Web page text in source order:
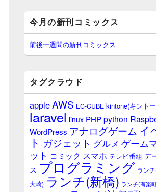
イ
ン
サ
イ
ー
ジ
ッ
ト
今月の新刊コミックス
前後一週間の新刊コミックス
タグクラウド
appleAWS EC-CUBE kintone(キント
laravel linux PHPpython
WordPress アナログゲーム イ
ト ガジェット グルメ ゲーム
ット コミック スマホ テレビ番組 デ
ス プログラミング ラン
大崎) ランチ(新橋) ランチ(有楽